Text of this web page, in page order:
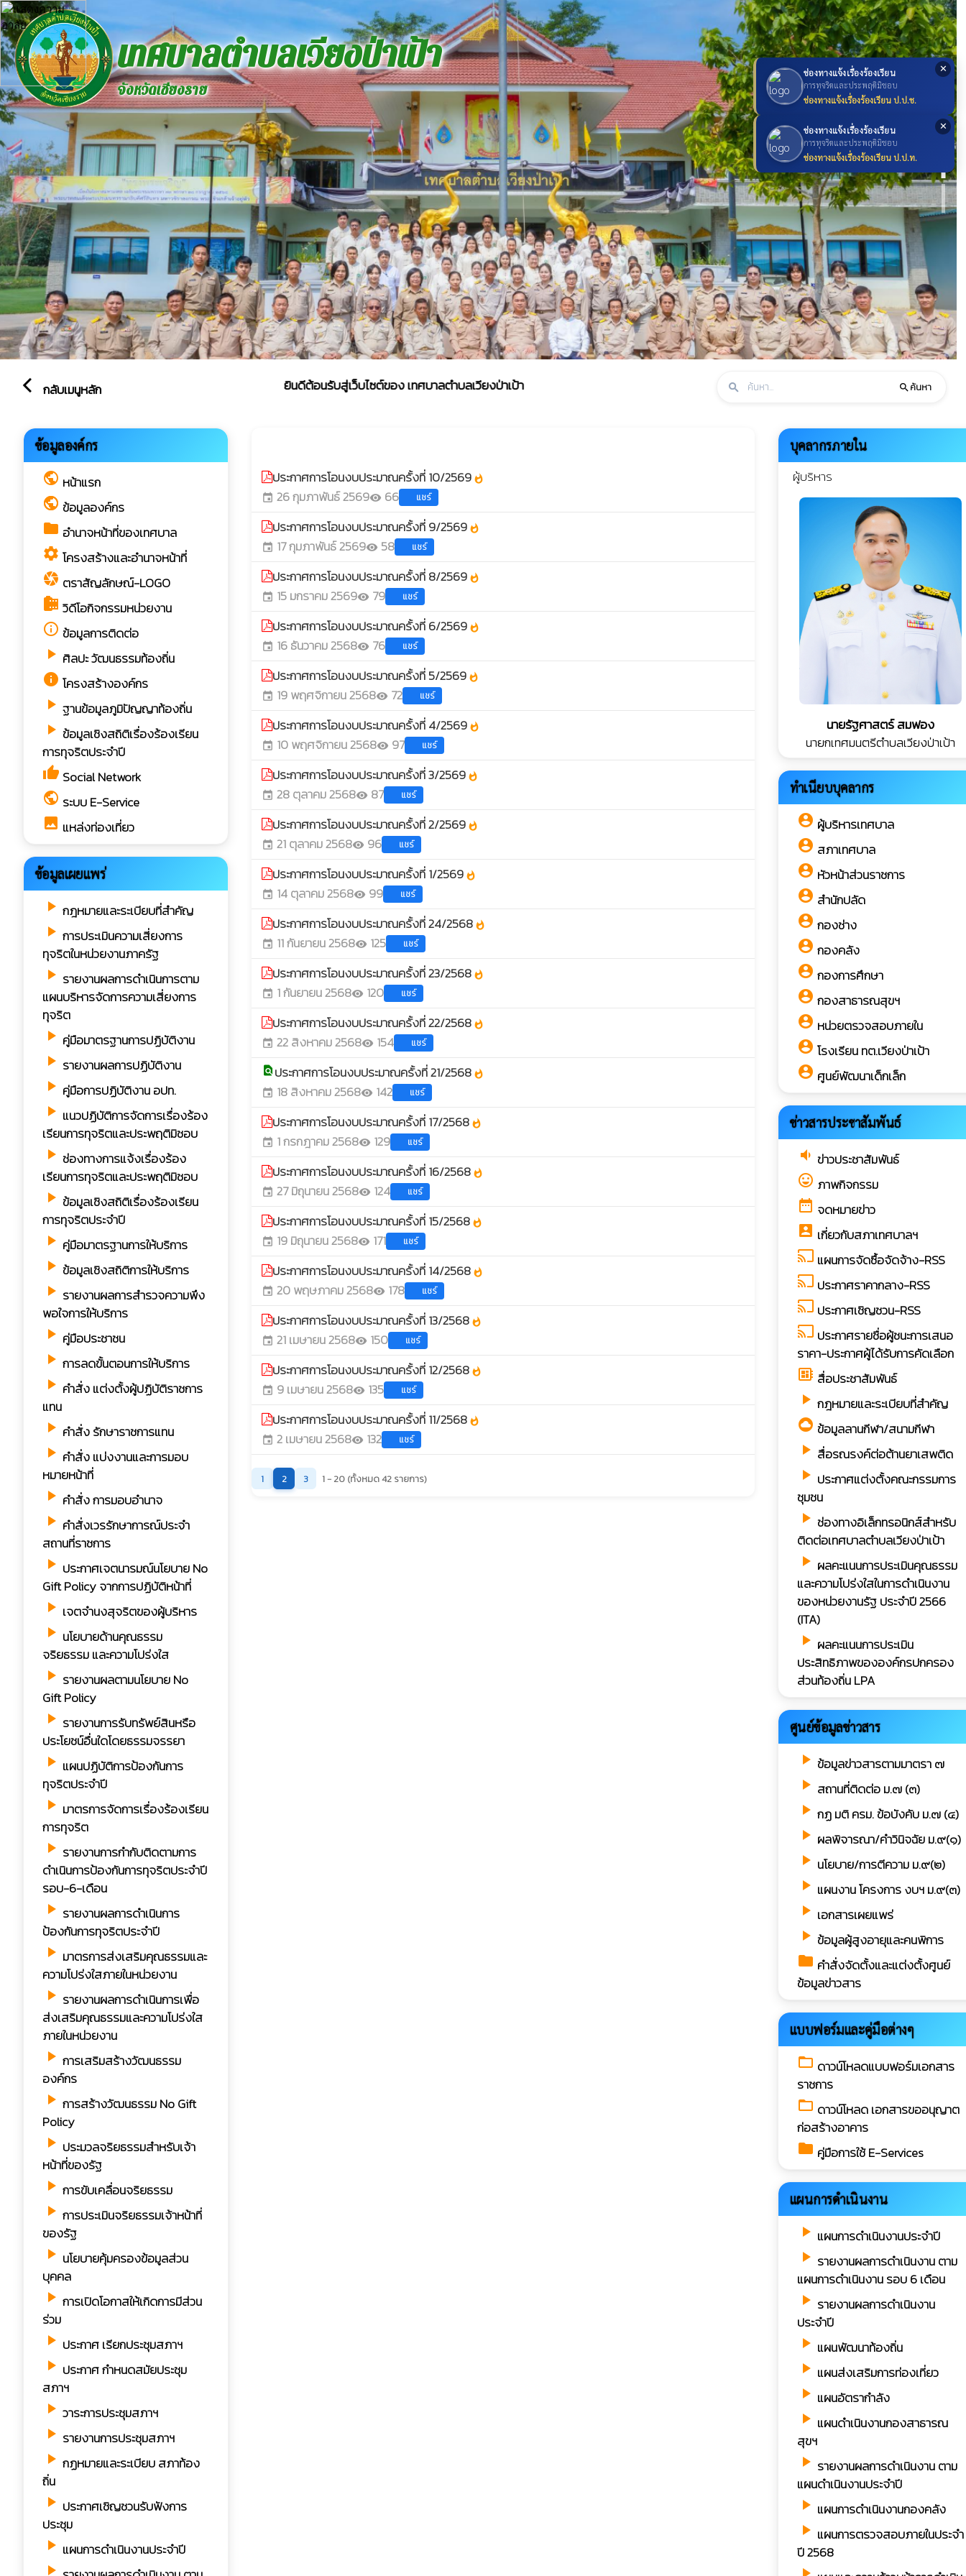
✕
ช่องทางแจ้งเรื่องร้องเรียน
การทุจริตและประพฤติมิชอบ
ช่องทางแจ้งเรื่องร้องเรียน ป.ป.ช.
✕
ช่องทางแจ้งเรื่องร้องเรียน
การทุจริตและประพฤติมิชอบ
ช่องทางแจ้งเรื่องร้องเรียน ป.ป.ท.
เทศบาลตำบลเวียงป่าเป้า
จังหวัดเชียงราย
arrow_back_ios กลับเมนูหลัก ยินดีต้อนรับสู่เว็บไซต์ของ เทศบาลตำบลเวียงป่าเป้า search search ค้นหา
ข้อมูลองค์กร
public หน้าแรก
public ข้อมูลองค์กร
folder อำนาจหน้าที่ของเทศบาล
settings โครงสร้างและอำนาจหน้าที่
camera ตราสัญลักษณ์-LOGO
camera_roll วิดีโอกิจกรรมหน่วยงาน
info_outline ข้อมูลการติดต่อ
play_arrow ศิลปะ วัฒนธรรมท้องถิ่น
info โครงสร้างองค์กร
play_arrow ฐานข้อมูลภูมิปัญญาท้องถิ่น
play_arrow ข้อมูลเชิงสถิติเรื่องร้องเรียน
การทุจริตประจำปี
thumb_up Social Network
public ระบบ E-Service
image แหล่งท่องเที่ยว
ข้อมูลเผยแพร่
play_arrow กฎหมายและระเบียบที่สำคัญ
play_arrow การประเมินความเสี่ยงการ
ทุจริตในหน่วยงานภาครัฐ
play_arrow รายงานผลการดำเนินการตาม
แผนบริหารจัดการความเสี่ยงการ
ทุจริต
play_arrow คู่มือมาตรฐานการปฏิบัติงาน
play_arrow รายงานผลการปฏิบัติงาน
play_arrow คู่มือการปฏิบัติงาน อปท.
play_arrow แนวปฏิบัติการจัดการเรื่องร้อง
เรียนการทุจริตและประพฤติมิชอบ
play_arrow ช่องทางการแจ้งเรื่องร้อง
เรียนการทุจริตและประพฤติมิชอบ
play_arrow ข้อมูลเชิงสถิติเรื่องร้องเรียน
การทุจริตประจำปี
play_arrow คู่มือมาตรฐานการให้บริการ
play_arrow ข้อมูลเชิงสถิติการให้บริการ
play_arrow รายงานผลการสำรวจความพึง
พอใจการให้บริการ
play_arrow คู่มือประชาชน
play_arrow การลดขั้นตอนการให้บริการ
play_arrow คำสั่ง แต่งตั้งผู้ปฏิบัติราชการ
แทน
play_arrow คำสั่ง รักษาราชการแทน
play_arrow คำสั่ง แบ่งงานและการมอบ
หมายหน้าที่
play_arrow คำสั่ง การมอบอำนาจ
play_arrow คำสั่งเวรรักษาการณ์ประจำ
สถานที่ราชการ
play_arrow ประกาศเจตนารมณ์นโยบาย No
Gift Policy จากการปฏิบัติหน้าที่
play_arrow เจตจำนงสุจริตของผู้บริหาร
play_arrow นโยบายด้านคุณธรรม
จริยธรรม และความโปร่งใส
play_arrow รายงานผลตามนโยบาย No
Gift Policy
play_arrow รายงานการรับทรัพย์สินหรือ
ประโยชน์อื่นใดโดยธรรมจรรยา
play_arrow แผนปฏิบัติการป้องกันการ
ทุจริตประจำปี
play_arrow มาตรการจัดการเรื่องร้องเรียน
การทุจริต
play_arrow รายงานการกำกับติดตามการ
ดำเนินการป้องกันการทุจริตประจำปี
รอบ-6-เดือน
play_arrow รายงานผลการดำเนินการ
ป้องกันการทุจริตประจำปี
play_arrow มาตรการส่งเสริมคุณธรรมและ
ความโปร่งใสภายในหน่วยงาน
play_arrow รายงานผลการดำเนินการเพื่อ
ส่งเสริมคุณธรรมและความโปร่งใส
ภายในหน่วยงาน
play_arrow การเสริมสร้างวัฒนธรรม
องค์กร
play_arrow การสร้างวัฒนธรรม No Gift
Policy
play_arrow ประมวลจริยธรรมสำหรับเจ้า
หน้าที่ของรัฐ
play_arrow การขับเคลื่อนจริยธรรม
play_arrow การประเมินจริยธรรมเจ้าหน้าที่
ของรัฐ
play_arrow นโยบายคุ้มครองข้อมูลส่วน
บุคคล
play_arrow การเปิดโอกาสให้เกิดการมีส่วน
ร่วม
play_arrow ประกาศ เรียกประชุมสภาฯ
play_arrow ประกาศ กำหนดสมัยประชุม
สภาฯ
play_arrow วาระการประชุมสภาฯ
play_arrow รายงานการประชุมสภาฯ
play_arrow กฏหมายและระเบียบ สภาท้อง
ถิ่น
play_arrow ประกาศเชิญชวนรับฟังการ
ประชุม
play_arrow แผนการดำเนินงานประจำปี
play_arrow
ประกาศการโอนงบประมาณครั้งที่ 10/2569 whatshot
event 26 กุมภาพันธ์ 2569visibility 66 แชร์
ประกาศการโอนงบประมาณครั้งที่ 9/2569 whatshot
event 17 กุมภาพันธ์ 2569visibility 58 แชร์
ประกาศการโอนงบประมาณครั้งที่ 8/2569 whatshot
event 15 มกราคม 2569visibility 79 แชร์
ประกาศการโอนงบประมาณครั้งที่ 6/2569 whatshot
event 16 ธันวาคม 2568visibility 76 แชร์
ประกาศการโอนงบประมาณครั้งที่ 5/2569 whatshot
event 19 พฤศจิกายน 2568visibility 72 แชร์
ประกาศการโอนงบประมาณครั้งที่ 4/2569 whatshot
event 10 พฤศจิกายน 2568visibility 97 แชร์
ประกาศการโอนงบประมาณครั้งที่ 3/2569 whatshot
event 28 ตุลาคม 2568visibility 87 แชร์
ประกาศการโอนงบประมาณครั้งที่ 2/2569 whatshot
event 21 ตุลาคม 2568visibility 96 แชร์
ประกาศการโอนงบประมาณครั้งที่ 1/2569 whatshot
event 14 ตุลาคม 2568visibility 99 แชร์
ประกาศการโอนงบประมาณครั้งที่ 24/2568 whatshot
event 11 กันยายน 2568visibility 125 แชร์
ประกาศการโอนงบประมาณครั้งที่ 23/2568 whatshot
event 1 กันยายน 2568visibility 120 แชร์
ประกาศการโอนงบประมาณครั้งที่ 22/2568 whatshot
event 22 สิงหาคม 2568visibility 154 แชร์
find_in_page ประกาศการโอนงบประมาณครั้งที่ 21/2568 whatshot
event 18 สิงหาคม 2568visibility 142 แชร์
ประกาศการโอนงบประมาณครั้งที่ 17/2568 whatshot
event 1 กรกฎาคม 2568visibility 129 แชร์
ประกาศการโอนงบประมาณครั้งที่ 16/2568 whatshot
event 27 มิถุนายน 2568visibility 124 แชร์
ประกาศการโอนงบประมาณครั้งที่ 15/2568 whatshot
event 19 มิถุนายน 2568visibility 171 แชร์
ประกาศการโอนงบประมาณครั้งที่ 14/2568 whatshot
event 20 พฤษภาคม 2568visibility 178 แชร์
ประกาศการโอนงบประมาณครั้งที่ 13/2568 whatshot
event 21 เมษายน 2568visibility 150 แชร์
ประกาศการโอนงบประมาณครั้งที่ 12/2568 whatshot
event 9 เมษายน 2568visibility 135 แชร์
ประกาศการโอนงบประมาณครั้งที่ 11/2568 whatshot
event 2 เมษายน 2568visibility 132 แชร์
1 2 3 1 - 20 (ทั้งหมด 42 รายการ)
บุคลากรภายใน
ผู้บริหาร
นายรัฐศาสตร์ สมฟอง
นายกเทศมนตรีตำบลเวียงป่าเป้า
ทำเนียบบุคลากร
account_circle ผู้บริหารเทศบาล
account_circle สภาเทศบาล
account_circle หัวหน้าส่วนราชการ
account_circle สำนักปลัด
account_circle กองช่าง
account_circle กองคลัง
account_circle กองการศึกษา
account_circle กองสาธารณสุขฯ
account_circle หน่วยตรวจสอบภายใน
account_circle โรงเรียน ทต.เวียงป่าเป้า
account_circle ศูนย์พัฒนาเด็กเล็ก
ข่าวสารประชาสัมพันธ์
volume_down ข่าวประชาสัมพันธ์
sentiment_very_satisfied ภาพกิจกรรม
date_range จดหมายข่าว
account_box เกี่ยวกับสภาเทศบาลฯ
cast แผนการจัดซื้อจัดจ้าง-RSS
cast ประกาศราคากลาง-RSS
cast ประกาศเชิญชวน-RSS
cast ประกาศรายชื่อผู้ชนะการเสนอ
ราคา-ประกาศผู้ได้รับการคัดเลือก
developer_board สื่อประชาสัมพันธ์
play_arrow กฎหมายและระเบียบที่สำคัญ
cloud_circle ข้อมูลลานกีฬา/สนามกีฬา
play_arrow สื่อรณรงค์ต่อต้านยาเสพติด
play_arrow ประกาศแต่งตั้งคณะกรรมการ
ชุมชน
play_arrow ช่องทางอิเล็กทรอนิกส์สำหรับ
ติดต่อเทศบาลตำบลเวียงป่าเป้า
play_arrow ผลคะแนนการประเมินคุณธรรม
และความโปร่งใสในการดำเนินงาน
ของหน่วยงานรัฐ ประจำปี 2566
(ITA)
play_arrow ผลคะแนนการประเมิน
ประสิทธิภาพขององค์กรปกครอง
ส่วนท้องถิ่น LPA
ศูนย์ข้อมูลข่าวสาร
play_arrow ข้อมูลข่าวสารตามมาตรา ๗
play_arrow สถานที่ติดต่อ ม.๗ (๓)
play_arrow กฏ มติ ครม. ข้อบังคับ ม.๗ (๔)
play_arrow ผลพิจารณา/คำวินิจฉัย ม.๙(๑)
play_arrow นโยบาย/การตีความ ม.๙(๒)
play_arrow แผนงาน โครงการ งบฯ ม.๙(๓)
play_arrow เอกสารเผยแพร่
play_arrow ข้อมูลผู้สูงอายุและคนพิการ
folder คำสั่งจัดตั้งและแต่งตั้งศูนย์
ข้อมูลข่าวสาร
แบบฟอร์มและคู่มือต่างๆ
folder_open ดาวน์โหลดแบบฟอร์มเอกสาร
ราชการ
folder_open ดาวน์โหลด เอกสารขออนุญาต
ก่อสร้างอาคาร
folder คู่มือการใช้ E-Services
แผนการดำเนินงาน
play_arrow แผนการดำเนินงานประจำปี
play_arrow รายงานผลการดำเนินงาน ตาม
แผนการดำเนินงาน รอบ 6 เดือน
play_arrow รายงานผลการดำเนินงาน
ประจำปี
play_arrow แผนพัฒนาท้องถิ่น
play_arrow แผนส่งเสริมการท่องเที่ยว
play_arrow แผนอัตรากำลัง
play_arrow แผนดำเนินงานกองสาธารณ
สุขฯ
play_arrow รายงานผลการดำเนินงาน ตาม
แผนดำเนินงานประจำปี
play_arrow แผนการดำเนินงานกองคลัง
play_arrow แผนการตรวจสอบภายในประจำ
ปี 2568